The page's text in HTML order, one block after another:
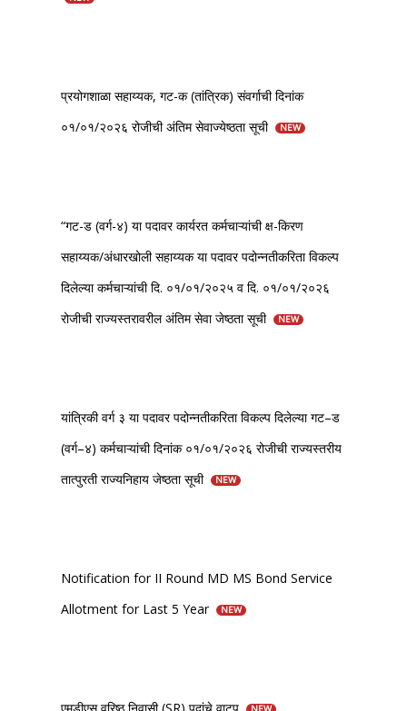
प्रयोगशाळा सहाय्यक, गट-क (तांत्रिक) संवर्गाची दिनांक
०१/०१/२०२६ रोजीची अंतिम सेवाज्येष्ठता सूची
NEW
“गट-ड (वर्ग-४) या पदावर कार्यरत कर्मचाऱ्यांची क्ष-किरण
सहाय्यक/अंधारखोली सहाय्यक या पदावर पदोन्नतीकरिता विकल्प
दिलेल्या कर्मचाऱ्यांची दि. ०१/०१/२०२५ व दि. ०१/०१/२०२६
रोजीची राज्यस्तरावरील अंतिम सेवा जेष्ठता सूची
NEW
यांत्रिकी वर्ग ३ या पदावर पदोन्नतीकरिता विकल्प दिलेल्या गट–ड
(वर्ग–४) कर्मचाऱ्यांची दिनांक ०१/०१/२०२६ रोजीची राज्यस्तरीय
तात्पुरती राज्यनिहाय जेष्ठता सूची
NEW
Notification for II Round MD MS Bond Service
Allotment for Last 5 Year
NEW
एमडीएस वरिष्ठ निवासी (SR) पदांचे वाटप